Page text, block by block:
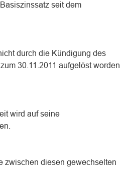
seit dem
durch die Kündigung des
30.11.2011 aufgelöst worden
wird auf seine
zwischen diesen gewechselten